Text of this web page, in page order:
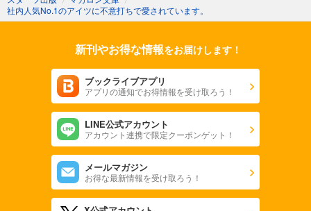
社内人気No.1のアイツに不意打ちで愛されています。
新刊やお得な情報をお届けします！
ブックライブアプリ
アプリの通知でお得情報を受け取ろう！
LINE公式アカウント
アカウント連携で限定クーポンゲット！
メールマガジン
お得な最新情報を受け取ろう！